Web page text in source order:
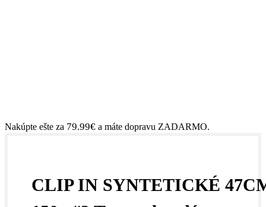
Nakúpte ešte za 79.99€ a máte dopravu ZADARMO.
CLIP IN SYNTETICKÉ